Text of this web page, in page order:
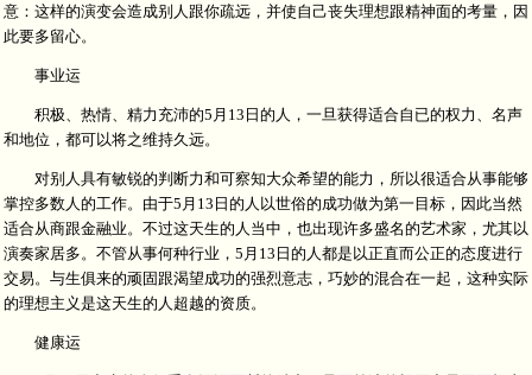
意：这样的演变会造成别人跟你疏远，并使自己丧失理想跟精神面的考量，因
此要多留心。
事业运
积极、热情、精力充沛的5月13日的人，一旦获得适合自已的权力、名声
和地位，都可以将之维持久远。
对别人具有敏锐的判断力和可察知大众希望的能力，所以很适合从事能够
掌控多数人的工作。由于5月13日的人以世俗的成功做为第一目标，因此当然
适合从商跟金融业。不过这天生的人当中，也出现许多盛名的艺术家，尤其以
演奏家居多。不管从事何种行业，5月13日的人都是以正直而公正的态度进行
交易。与生俱来的顽固跟渴望成功的强烈意志，巧妙的混合在一起，这种实际
的理想主义是这天生的人超越的资质。
健康运